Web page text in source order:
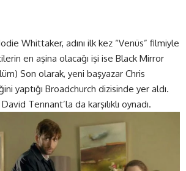
Whittaker, adını ilk kez “Venüs” filmiyle
en aşina olacağı işi ise Black Mirror
Son olarak, yeni başyazar Chris
yaptığı Broadchurch dizisinde yer aldı.
Tennant’la da karşılıklı oynadı.